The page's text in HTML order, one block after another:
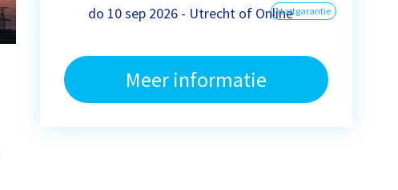
do 10 sep 2026 - Utrecht of Onlinestartgarantie
Meer informatie